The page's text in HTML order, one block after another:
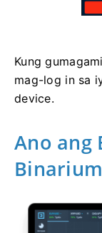
Kung
mag-log in sa
device.
Ano ang